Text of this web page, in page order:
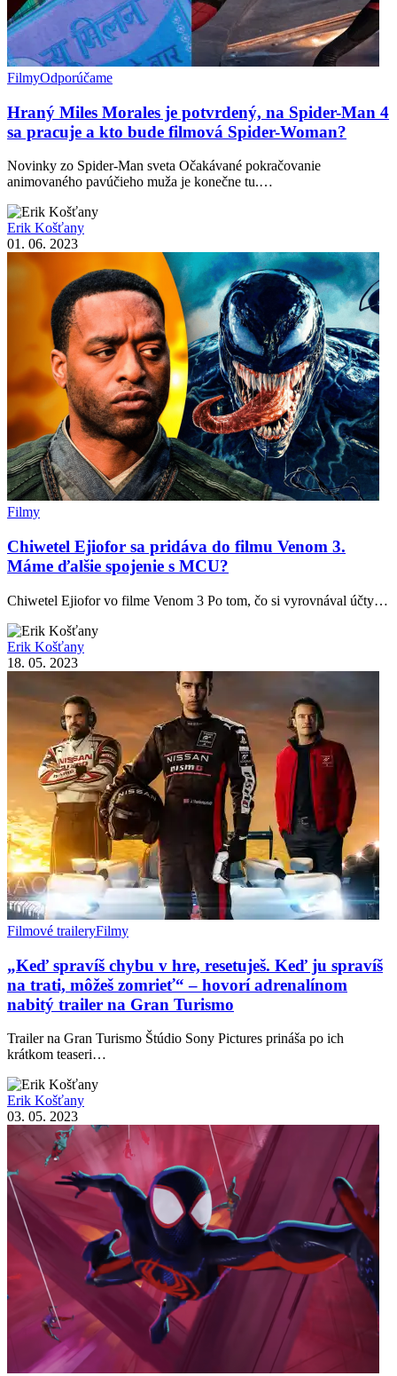
FilmyOdporúčame
Hraný Miles Morales je potvrdený, na Spider-Man 4
sa pracuje a kto bude filmová Spider-Woman?
Novinky zo Spider-Man sveta Očakávané pokračovanie
animovaného pavúčieho muža je konečne tu.…
Erik Košťany
01. 06. 2023
Filmy
Chiwetel Ejiofor sa pridáva do filmu Venom 3.
Máme ďalšie spojenie s MCU?
Chiwetel Ejiofor vo filme Venom 3 Po tom, čo si vyrovnával účty…
Erik Košťany
18. 05. 2023
Filmové traileryFilmy
„Keď spravíš chybu v hre, resetuješ. Keď ju spravíš
na trati, môžeš zomrieť“ – hovorí adrenalínom
nabitý trailer na Gran Turismo
Trailer na Gran Turismo Štúdio Sony Pictures prináša po ich
krátkom teaseri…
Erik Košťany
03. 05. 2023